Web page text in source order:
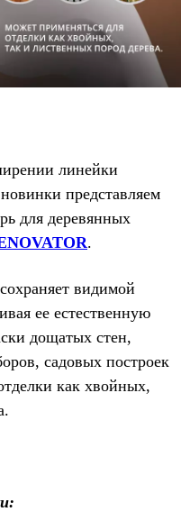
линейки
представляем
для деревянных
.
видимой
ее естественную
дощатых стен,
садовых построек
как хвойных,